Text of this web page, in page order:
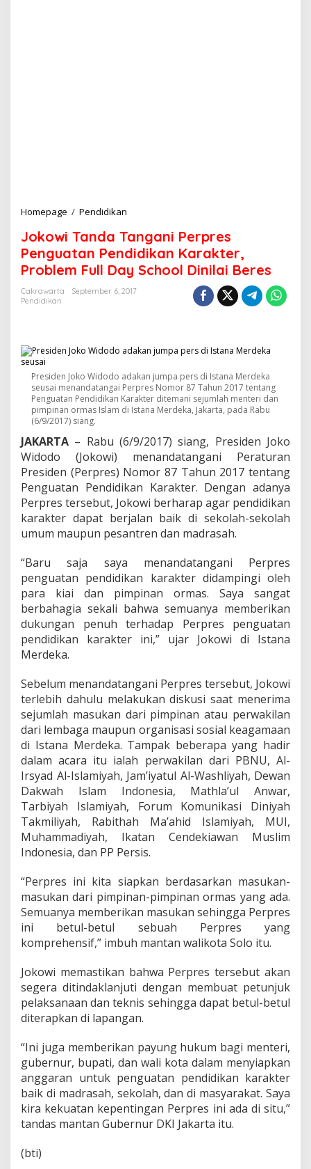
Homepage / Pendidikan
k
o
w
i
T
T
n
g
a
n
P
e
p
r
e
s
P
e
u
t
a
n
P
i
d
i
k
a
n
K
a
r
k
t
e
r
r
o
b
e
m
u
l
l
D
a
S
c
h
o
o
l
D
Jokowi Tanda Tangani Perpres
Penguatan Pendidikan Karakter,
Problem Full Day School Dinilai Beres
Cakrawarta
September 6, 2017
Pendidikan
Presiden Joko Widodo adakan jumpa pers di Istana Merdeka
seusai menandatangai Perpres Nomor 87 Tahun 2017 tentang
Penguatan Pendidikan Karakter ditemani sejumlah menteri dan
pimpinan ormas Islam di Istana Merdeka, Jakarta, pada Rabu
(6/9/2017) siang.
JAKARTA – Rabu (6/9/2017) siang, Presiden Joko
Widodo (Jokowi) menandatangani Peraturan
Presiden (Perpres) Nomor 87 Tahun 2017 tentang
Penguatan Pendidikan Karakter. Dengan adanya
Perpres tersebut, Jokowi berharap agar pendidikan
karakter dapat berjalan baik di sekolah-sekolah
umum maupun pesantren dan madrasah.
“Baru saja saya menandatangani Perpres
penguatan pendidikan karakter didampingi oleh
para kiai dan pimpinan ormas. Saya sangat
berbahagia sekali bahwa semuanya memberikan
dukungan penuh terhadap Perpres penguatan
pendidikan karakter ini,” ujar Jokowi di Istana
Merdeka.
Sebelum menandatangani Perpres tersebut, Jokowi
terlebih dahulu melakukan diskusi saat menerima
sejumlah masukan dari pimpinan atau perwakilan
dari lembaga maupun organisasi sosial keagamaan
di Istana Merdeka. Tampak beberapa yang hadir
dalam acara itu ialah perwakilan dari PBNU, Al-
Irsyad Al-Islamiyah, Jam’iyatul Al-Washliyah, Dewan
Dakwah Islam Indonesia, Mathla’ul Anwar,
Tarbiyah Islamiyah, Forum Komunikasi Diniyah
Takmiliyah, Rabithah Ma’ahid Islamiyah, MUI,
Muhammadiyah, Ikatan Cendekiawan Muslim
Indonesia, dan PP Persis.
“Perpres ini kita siapkan berdasarkan masukan-
masukan dari pimpinan-pimpinan ormas yang ada.
Semuanya memberikan masukan sehingga Perpres
ini betul-betul sebuah Perpres yang
komprehensif,” imbuh mantan walikota Solo itu.
Jokowi memastikan bahwa Perpres tersebut akan
segera ditindaklanjuti dengan membuat petunjuk
pelaksanaan dan teknis sehingga dapat betul-betul
diterapkan di lapangan.
“Ini juga memberikan payung hukum bagi menteri,
gubernur, bupati, dan wali kota dalam menyiapkan
anggaran untuk penguatan pendidikan karakter
baik di madrasah, sekolah, dan di masyarakat. Saya
kira kekuatan kepentingan Perpres ini ada di situ,”
tandas mantan Gubernur DKI Jakarta itu.
(bti)